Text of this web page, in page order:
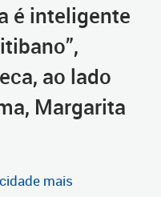
é inteligente
ao lado
Margarita
mais